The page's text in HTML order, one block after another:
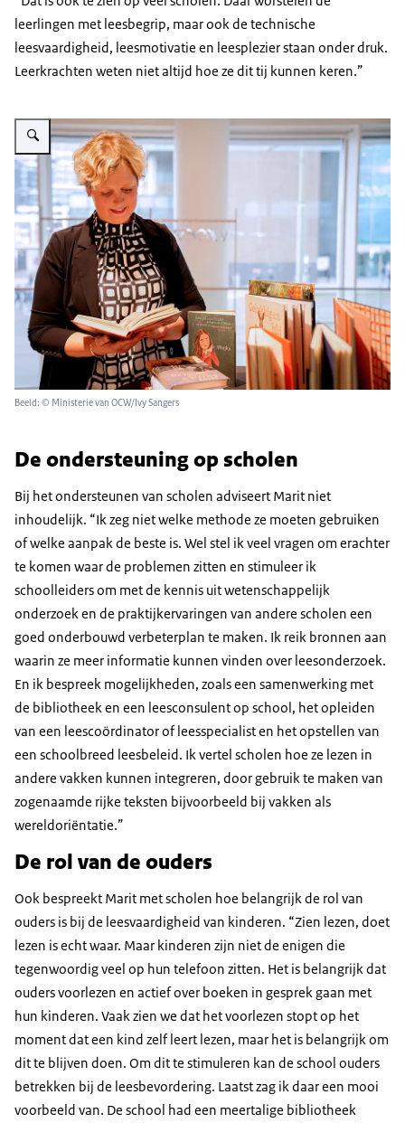
leerlingen met leesbegrip, maar ook de technische
leesvaardigheid, leesmotivatie en leesplezier staan onder druk.
Leerkrachten weten niet altijd hoe ze dit tij kunnen keren.”
Vergroot afbeelding Marit leest in een kinderboek
Beeld: © Ministerie van OCW/Ivy Sangers
De ondersteuning op scholen
Bij het ondersteunen van scholen adviseert Marit niet
inhoudelijk. “Ik zeg niet welke methode ze moeten gebruiken
of welke aanpak de beste is. Wel stel ik veel vragen om erachter
te komen waar de problemen zitten en stimuleer ik
schoolleiders om met de kennis uit wetenschappelijk
onderzoek en de praktijkervaringen van andere scholen een
goed onderbouwd verbeterplan te maken. Ik reik bronnen aan
waarin ze meer informatie kunnen vinden over leesonderzoek.
En ik bespreek mogelijkheden, zoals een samenwerking met
de bibliotheek en een leesconsulent op school, het opleiden
van een leescoördinator of leesspecialist en het opstellen van
een schoolbreed leesbeleid. Ik vertel scholen hoe ze lezen in
andere vakken kunnen integreren, door gebruik te maken van
zogenaamde rijke teksten bijvoorbeeld bij vakken als
wereldoriëntatie.”
De rol van de ouders
Ook bespreekt Marit met scholen hoe belangrijk de rol van
ouders is bij de leesvaardigheid van kinderen. “Zien lezen, doet
lezen is echt waar. Maar kinderen zijn niet de enigen die
tegenwoordig veel op hun telefoon zitten. Het is belangrijk dat
ouders voorlezen en actief over boeken in gesprek gaan met
hun kinderen. Vaak zien we dat het voorlezen stopt op het
moment dat een kind zelf leert lezen, maar het is belangrijk om
dit te blijven doen. Om dit te stimuleren kan de school ouders
betrekken bij de leesbevordering. Laatst zag ik daar een mooi
voorbeeld van. De school had een meertalige bibliotheek